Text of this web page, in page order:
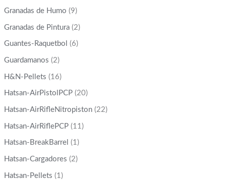
Granadas de Humo (9)
Granadas de Pintura (2)
Guantes-Raquetbol (6)
Guardamanos (2)
H&N-Pellets (16)
Hatsan-AirPistolPCP (20)
Hatsan-AirRifleNitropiston (22)
Hatsan-AirRiflePCP (11)
Hatsan-BreakBarrel (1)
Hatsan-Cargadores (2)
Hatsan-Pellets (1)